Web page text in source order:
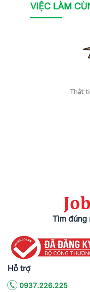
VIỆC LÀM
Thật
Tìm đúng
Hỗ trợ
0937.226.225